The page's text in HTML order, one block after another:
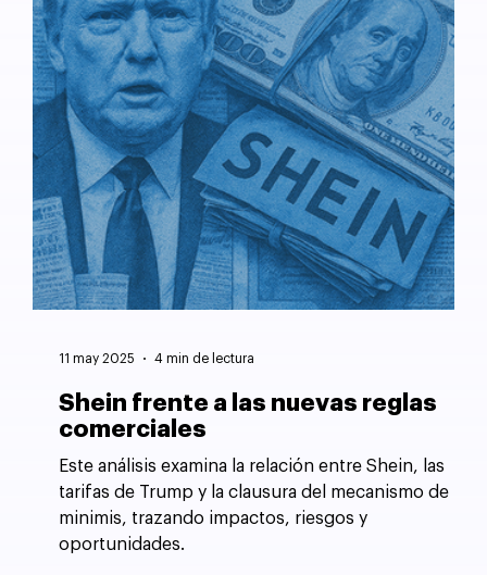
Shein frente a las nuevas reglas
comerciales
Este análisis examina la relación entre Shein, las
tarifas de Trump y la clausura del mecanismo de
minimis, trazando impactos, riesgos y
oportunidades.
11 may 2025 4 min de lectura